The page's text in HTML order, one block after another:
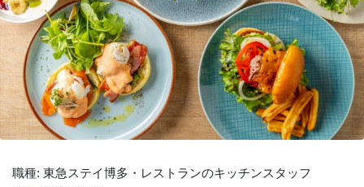
職種: 東急ステイ博多・レストランのキッチンスタッフ